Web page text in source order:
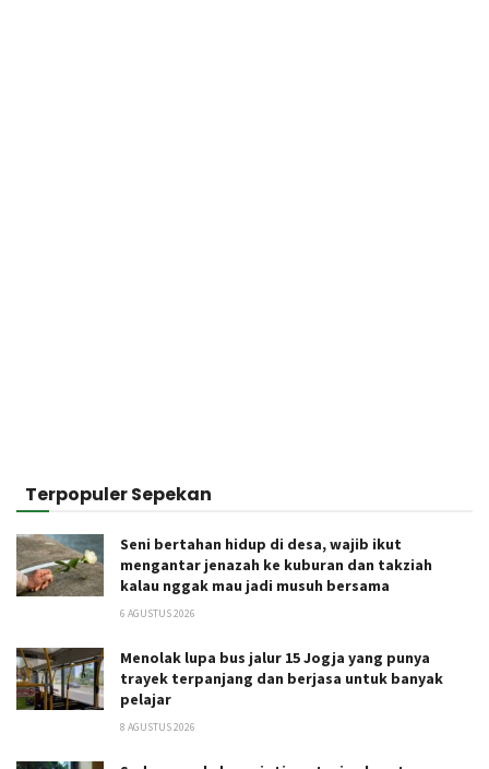
Terpopuler Sepekan
Seni bertahan hidup di desa, wajib ikut
mengantar jenazah ke kuburan dan takziah
kalau nggak mau jadi musuh bersama
6 AGUSTUS 2026
Menolak lupa bus jalur 15 Jogja yang punya
trayek terpanjang dan berjasa untuk banyak
pelajar
8 AGUSTUS 2026